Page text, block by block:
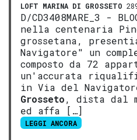
LOFT MARINA DI GROSSETO
D/CD3408MARE_3 -
nella centenaria
grossetana,
Navigatore" un
composto da 72
un'accurata
in Via del
Grosseto, dista dal
ed affa […]
LEGGI ANCORA